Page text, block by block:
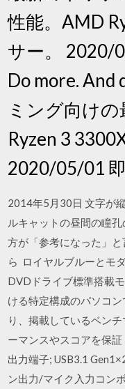
性能。AMD
サー。 2020/
Do more. And
ミング向け
Ryzen 3
2020/05/01
2014年5月30日 文字が
ルキャットの昼間の瞳
方が「参考になった」
ら ロイヤルブルーとモ
DVDドライブ標準搭載
ける特定構成のパソコ
り、掲載しているベン
ーマンスやスコアを保
出力端子; USB3.1
ン出力/マイク入力コン